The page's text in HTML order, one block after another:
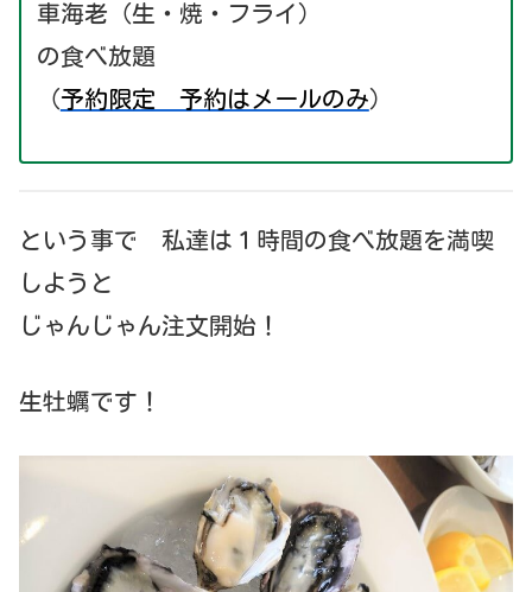
車海老（生・焼・フライ）
の食べ放題
（予約限定 予約はメールのみ）
という事で 私達は１時間の食べ放題を満喫
しようと
じゃんじゃん注文開始！
生牡蠣です！